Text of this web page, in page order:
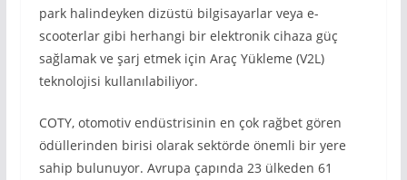
park halindeyken dizüstü bilgisayarlar veya e-
scooterlar gibi herhangi bir elektronik cihaza güç
sağlamak ve şarj etmek için Araç Yükleme (V2L)
teknolojisi kullanılabiliyor.
COTY, otomotiv endüstrisinin en çok rağbet gören
ödüllerinden birisi olarak sektörde önemli bir yere
sahip bulunuyor. Avrupa çapında 23 ülkeden 61